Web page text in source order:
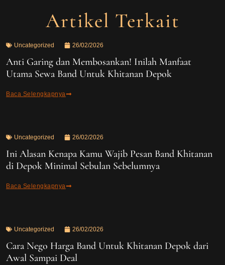
Artikel Terkait
Uncategorized 26/02/2026
Anti Garing dan Membosankan! Inilah Manfaat
Utama Sewa Band Untuk Khitanan Depok
Baca Selengkapnya
Uncategorized 26/02/2026
Ini Alasan Kenapa Kamu Wajib Pesan Band Khitanan
di Depok Minimal Sebulan Sebelumnya
Baca Selengkapnya
Uncategorized 26/02/2026
Cara Nego Harga Band Untuk Khitanan Depok dari
Awal Sampai Deal